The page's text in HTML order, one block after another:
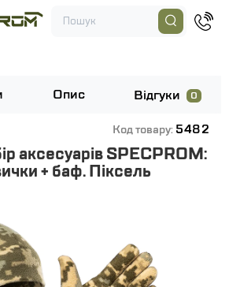
Опис Відгуки 0
Код товару: 5482
аксесуарів SPECPROM:
+ баф. Піксель